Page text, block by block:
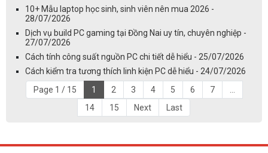
10+ Mẫu laptop học sinh, sinh viên nên mua 2026 -
28/07/2026
Dịch vụ build PC gaming tại Đồng Nai uy tín, chuyên nghiệp -
27/07/2026
Cách tính công suất nguồn PC chi tiết dễ hiểu - 25/07/2026
Cách kiểm tra tương thích linh kiện PC dễ hiểu - 24/07/2026
Page 1 / 15
1 2 3 4 5 6 7
14
15 Next Last